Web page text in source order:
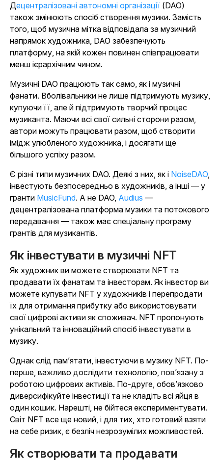
Децентралізовані автономні організації (DAO)
також змінюють спосіб створення музики. Замість
того, щоб музична мітка відповідала за музичний
напрямок художника, DAO забезпечують
платформу, на якій кожен повинен співпрацювати
менш ієрархічним чином.
Музичні DAO працюють так само, як і музичні
фанати. Вболівальники не лише підтримують музику,
купуючи її, але й підтримують творчий процес
музиканта. Маючи всі свої сильні сторони разом,
автори можуть працювати разом, щоб створити
імідж улюбленого художника, і досягати ще
більшого успіху разом.
Є різні типи музичних DAO. Деякі з них, як і NoiseDAO,
інвестують безпосередньо в художників, а інші — у
гранти MusicFund. А не DAO, Audius —
децентралізована платформа музики та потокового
передавання — також має спеціальну програму
грантів для музикантів.
Як інвестувати в музичні NFT
Як художник ви можете створювати NFT та
продавати їх фанатам та інвесторам. Як інвестор ви
можете купувати NFT у художників і перепродати
їх для отримання прибутку або використовувати
свої цифрові активи як споживач. NFT пропонують
унікальний та інноваційний спосіб інвестувати в
музику.
Однак слід пам’ятати, інвестуючи в музику NFT. По-
перше, важливо дослідити технологію, пов’язану з
роботою цифрових активів. По-друге, обов’язково
диверсифікуйте інвестиції та не кладіть всі яйця в
один кошик. Нарешті, не бійтеся експериментувати.
Світ NFT все ще новий, і для тих, хто готовий взяти
на себе ризик, є безліч незрозумілих можливостей.
Як створювати та продавати